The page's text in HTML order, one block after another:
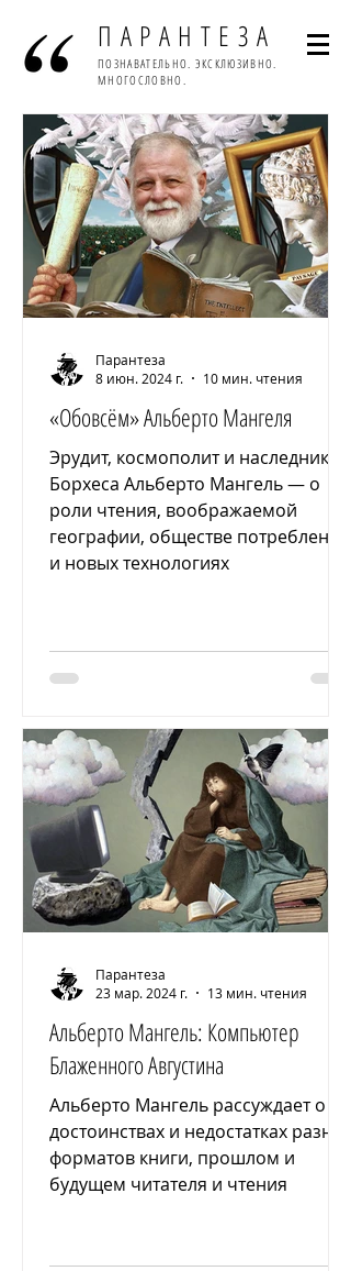
ПАРАНТЕЗА
ПОЗНАВАТЕЛЬНО. ЭКСКЛЮЗИВНО.
МНОГОСЛОВНО.
«Обовсём» Альберто Мангеля
Эрудит, космополит и наследник
Борхеса Альберто Мангель — о
роли чтения, воображаемой
географии, обществе потребления
и новых технологиях
Парантеза
8 июн. 2024 г.
10 мин. чтения
Альберто Мангель: Компьютер
Блаженного Августина
Альберто Мангель рассуждает о
достоинствах и недостатках разных
форматов книги, прошлом и
будущем читателя и чтения
Парантеза
23 мар. 2024 г.
13 мин. чтения